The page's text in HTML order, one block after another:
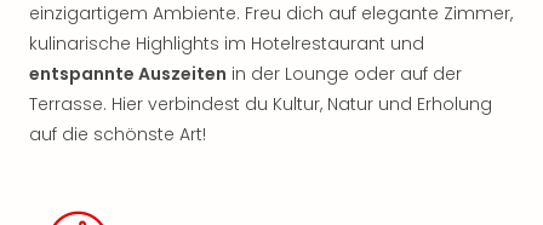
einzigartigem Ambiente. Freu dich auf elegante Zimmer,
kulinarische Highlights im Hotelrestaurant und
entspannte Auszeiten in der Lounge oder auf der
Terrasse. Hier verbindest du Kultur, Natur und Erholung
auf die schönste Art!